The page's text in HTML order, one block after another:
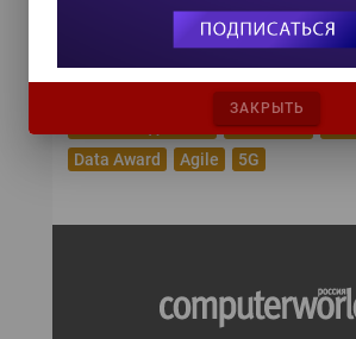
Кибербезопасность
Импортозамещение
Блокчейн
Data Award
Agile 5G
ЗАКРЫТЬ